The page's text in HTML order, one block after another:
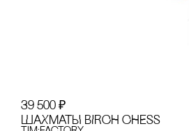
39 500 ₽
ШАХМАТЫ BIRCH CHESS